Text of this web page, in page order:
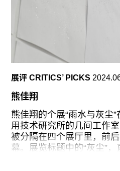
其实这不算一个纯粹的个
展览所做的工作是把改革
活打拼过的一些人找回来
一个更加关注个体的层面
几十年的创作还是有很多
政府部门的支持介入，打
源或可能性。
我一直强调如果要在东莞
大城市不一样的模式。因
非常发达的制造业。艺术
的材料进行创作。之前一
展评 CRITICS’ PICKS
熊佳翔
熊佳翔的个展“雨水与灰尘
用技术研究所的几间工作
被分隔在四个展厅里，前
幕。展览标题中的“灰尘”